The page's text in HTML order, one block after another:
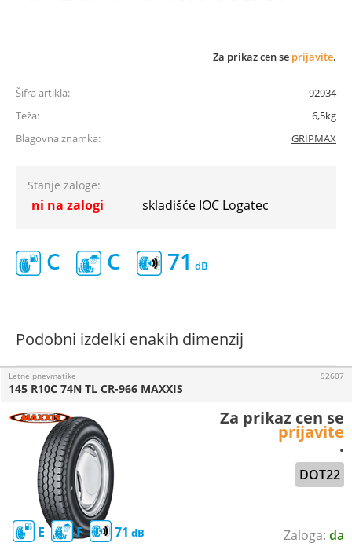
Za prikaz cen se prijavite.
Šifra artikla:
92934
Teža:
6,5kg
Blagovna znamka:
GRIPMAX
Stanje zaloge:
ni na zalogi skladišče IOC Logatec
C C 71
Podobni izdelki enakih dimenzij
da
Letne pnevmatike
E F 71
DOT22
145 R10C 74N TL CR-966 MAXXIS
92607
Za prikaz cen se
prijavite
.